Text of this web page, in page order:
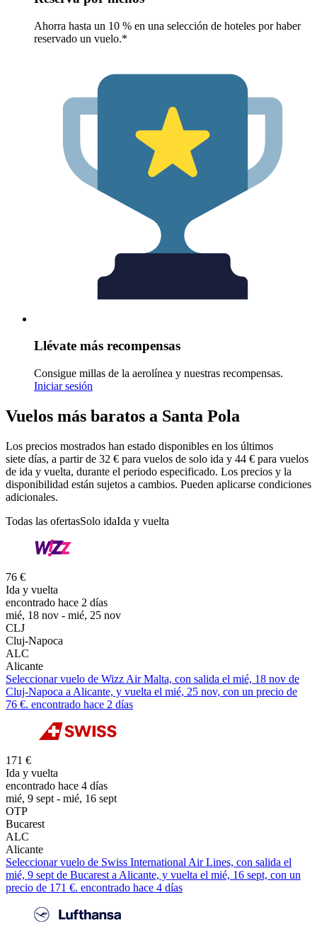
Ahorra hasta un 10 % en una selección de hoteles por haber
reservado un vuelo.*
Llévate más recompensas
Consigue millas de la aerolínea y nuestras recompensas.
Iniciar sesión
Vuelos más baratos a Santa Pola
Los precios mostrados han estado disponibles en los últimos
siete días, a partir de 32 € para vuelos de solo ida y 44 € para vuelos
de ida y vuelta, durante el periodo especificado. Los precios y la
disponibilidad están sujetos a cambios. Pueden aplicarse condiciones
adicionales.
Todas las ofertasSolo idaIda y vuelta
76 €
Ida y vuelta
encontrado hace 2 días
mié, 18 nov - mié, 25 nov
CLJ
Cluj-Napoca
ALC
Alicante
Seleccionar vuelo de Wizz Air Malta, con salida el mié, 18 nov de
Cluj-Napoca a Alicante, y vuelta el mié, 25 nov, con un precio de
76 €. encontrado hace 2 días
171 €
Ida y vuelta
encontrado hace 4 días
mié, 9 sept - mié, 16 sept
OTP
Bucarest
ALC
Alicante
Seleccionar vuelo de Swiss International Air Lines, con salida el
mié, 9 sept de Bucarest a Alicante, y vuelta el mié, 16 sept, con un
precio de 171 €. encontrado hace 4 días